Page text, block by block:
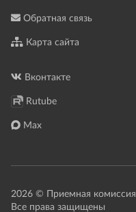
Обратная связь
Карта сайта
Вконтакте
Rutube
Max
2026 © Приемная комиссия
Все права защищены